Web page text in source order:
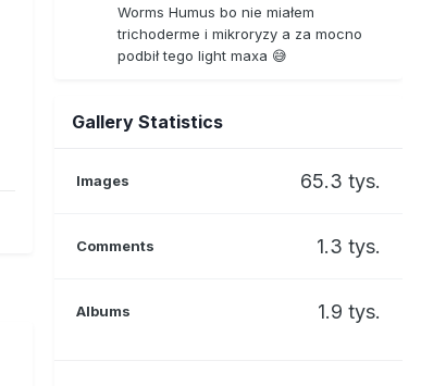
Worms Humus bo nie miałem
trichoderme i mikroryzy a za mocno
podbił tego light maxa 😅
Gallery Statistics
Images 65.3 tys.
Comments 1.3 tys.
Albums 1.9 tys.